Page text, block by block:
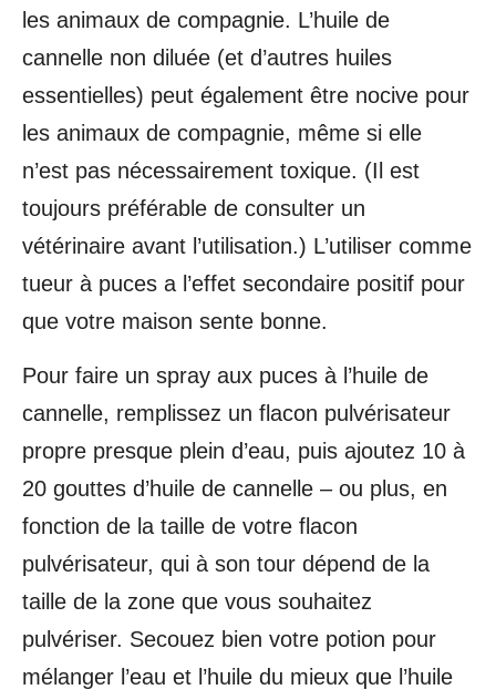
les animaux de compagnie. L’huile de
cannelle non diluée (et d’autres huiles
essentielles) peut également être nocive pour
les animaux de compagnie, même si elle
n’est pas nécessairement toxique. (Il est
toujours préférable de consulter un
vétérinaire avant l’utilisation.) L’utiliser comme
tueur à puces a l’effet secondaire positif pour
que votre maison sente bonne.
Pour faire un spray aux puces à l’huile de
cannelle, remplissez un flacon pulvérisateur
propre presque plein d’eau, puis ajoutez 10 à
20 gouttes d’huile de cannelle – ou plus, en
fonction de la taille de votre flacon
pulvérisateur, qui à son tour dépend de la
taille de la zone que vous souhaitez
pulvériser. Secouez bien votre potion pour
mélanger l’eau et l’huile du mieux que l’huile